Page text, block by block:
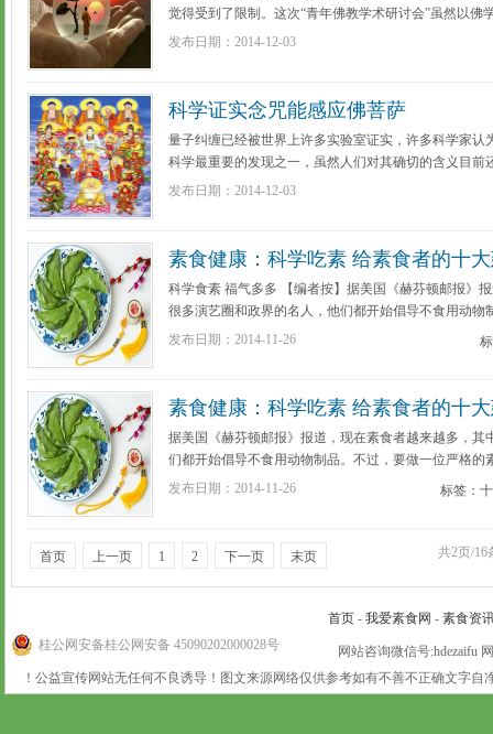
觉得受到了限制。这次“青年佛教学术研讨会”虽然以佛
平等的平台。希望通过此次研讨，你们能获得真正的
发布日期：2014-12-03
科学证实念咒能感应佛菩萨
量子纠缠已经被世界上许多实验室证实，许多科学家认
科学最重要的发现之一，虽然人们对其确切的含义目前
和宗教界已经产生了深远的影响，对西方科学的主流世
发布日期：2014-12-03
素食健康：科学吃素 给素食者的十
科学食素 福气多多 【编者按】据美国《赫芬顿邮报》
很多演艺圈和政界的名人，他们都开始倡导不食用动物
并不是那么容易，以下十大问题是素食者需要给予关
发布日期：2014-11-26
素食健康：科学吃素 给素食者的十
据美国《赫芬顿邮报》报道，现在素食者越来越多，其
们都开始倡导不食用动物制品。不过，要做一位严格的
题是素食者需要给予关注的。 ...
标签：
发布日期：2014-11-26
共2页/16
首页 上一页 1 2 下一页 末页
首页 - 我爱素食网 - 素食资
网站咨询微信号:hdezaifu
桂公网安备桂公网安备 45090202000028号
！公益宣传网站无任何不良诱导！图文来源网络仅供参考如有不善不正确文字